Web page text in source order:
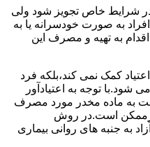
در شرایط خاص تجویز شود ولی
به صورت خودسرانه یا به
اقدام به تهیه و مصرف این
کمک نمی کند،بلکه فرد
شود.با توجه به اعتیادآور
به ماده مخدر مورد مصرف
است.در روش
به جنبه های روانی بیماری